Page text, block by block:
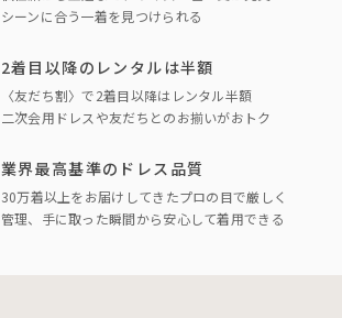
シーンに合う一着を見つけられる
2着目以降のレンタルは半額
〈友だち割〉で2着目以降はレンタル半額
二次会用ドレスや友だちとのお揃いがおトク
業界最高基準のドレス品質
30万着以上をお届けしてきたプロの目で厳しく
管理、手に取った瞬間から安心して着用できる